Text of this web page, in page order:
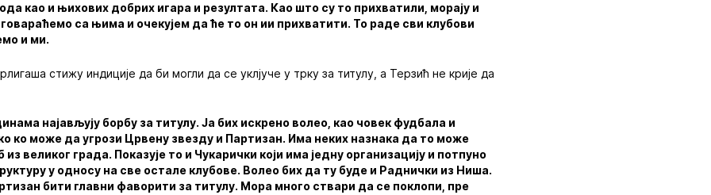
као и њихових добрих игара и резултата. Као што су то прихватили, морају и
са њима и очекујем да ће то он ии прихватити. То раде сви клубови
и ми.
стижу индиције да би могли да се уклјуче у трку за титулу, а Терзић не крије да
најављују борбу за титулу. Ја бих искрено волео, као човек фудбала и
ко може да угрози Црвену звезду и Партизан. Има неких назнака да то може
великог града. Показује то и Чукарички који има једну организацију и потпуно
у односу на све остале клубове. Волео бих да ту буде и Раднички из Ниша.
бити главни фаворити за титулу. Мора много ствари да се поклопи, пре